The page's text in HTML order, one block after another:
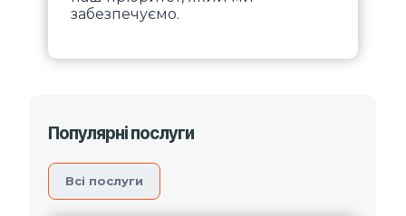
забезпечуємо.
Популярні послуги
Вcі послуги